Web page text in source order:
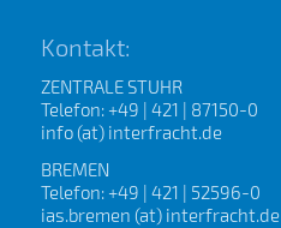
Kontakt:
ZENTRALE STUHR
Telefon: +49 | 421 | 87150-0
info (at) interfracht.de
BREMEN
Telefon: +49 | 421 | 52596-0
ias.bremen (at) interfracht.de